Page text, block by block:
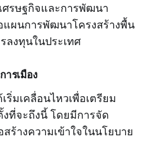
ศรษฐกิจและการพัฒนา
แผนการพัฒนาโครงสร้างพื้น
ลงทุนในประเทศ
ารเมือง
ริ่มเคลื่อนไหวเพื่อเตรียม
ที่จะถึงนี้ โดยมีการจัด
ร้างความเข้าใจในนโยบาย